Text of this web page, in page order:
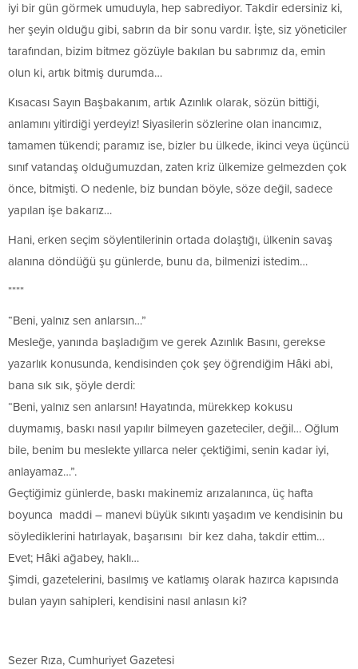
iyi bir gün görmek umuduyla, hep sabrediyor. Takdir edersiniz ki,
her şeyin olduğu gibi, sabrın da bir sonu vardır. İşte, siz yöneticiler
tarafından, bizim bitmez gözüyle bakılan bu sabrımız da, emin
olun ki, artık bitmiş durumda…
Kısacası Sayın Başbakanım, artık Azınlık olarak, sözün bittiği,
anlamını yitirdiği yerdeyiz! Siyasilerin sözlerine olan inancımız,
tamamen tükendi; paramız ise, bizler bu ülkede, ikinci veya üçüncü
sınıf vatandaş olduğumuzdan, zaten kriz ülkemize gelmezden çok
önce, bitmişti. O nedenle, biz bundan böyle, söze değil, sadece
yapılan işe bakarız…
Hani, erken seçim söylentilerinin ortada dolaştığı, ülkenin savaş
alanına döndüğü şu günlerde, bunu da, bilmenizi istedim…
****
“Beni, yalnız sen anlarsın…”
Mesleğe, yanında başladığım ve gerek Azınlık Basını, gerekse
yazarlık konusunda, kendisinden çok şey öğrendiğim Hâki abi,
bana sık sık, şöyle derdi:
“Beni, yalnız sen anlarsın! Hayatında, mürekkep kokusu
duymamış, baskı nasıl yapılır bilmeyen gazeteciler, değil… Oğlum
bile, benim bu meslekte yıllarca neler çektiğimi, senin kadar iyi,
anlayamaz…”.
Geçtiğimiz günlerde, baskı makinemiz arızalanınca, üç hafta
boyunca maddi – manevi büyük sıkıntı yaşadım ve kendisinin bu
söylediklerini hatırlayak, başarısını bir kez daha, takdir ettim…
Evet; Hâki ağabey, haklı…
Şimdi, gazetelerini, basılmış ve katlamış olarak hazırca kapısında
bulan yayın sahipleri, kendisini nasıl anlasın ki?
Sezer Rıza, Cumhuriyet Gazetesi